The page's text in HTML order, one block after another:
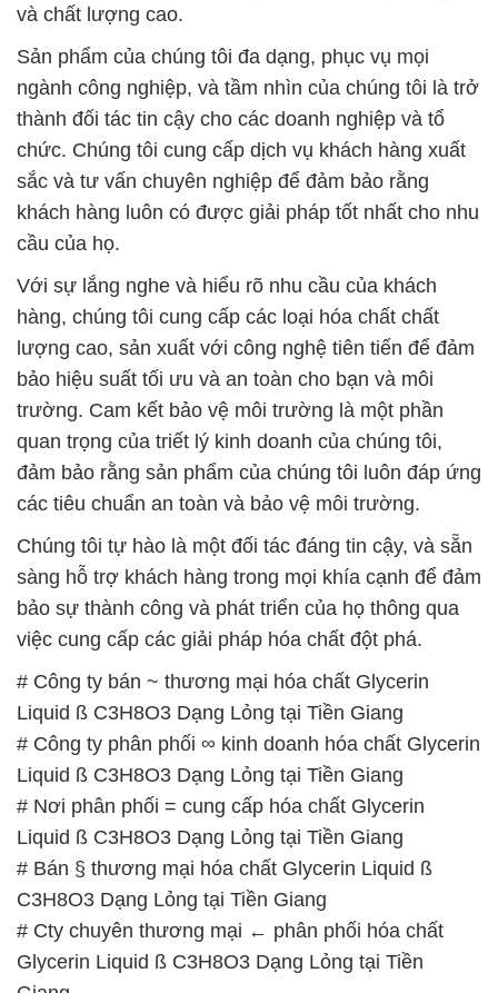
chức. Chúng tôi cung cấp dịch vụ khách hàng xuất
sắc và tư vấn chuyên nghiệp để đảm bảo rằng
khách hàng luôn có được giải pháp tốt nhất cho nhu
cầu của họ.
Với sự lắng nghe và hiểu rõ nhu cầu của khách
hàng, chúng tôi cung cấp các loại hóa chất chất
lượng cao, sản xuất với công nghệ tiên tiến để đảm
bảo hiệu suất tối ưu và an toàn cho bạn và môi
trường. Cam kết bảo vệ môi trường là một phần
quan trọng của triết lý kinh doanh của chúng tôi,
đảm bảo rằng sản phẩm của chúng tôi luôn đáp ứng
các tiêu chuẩn an toàn và bảo vệ môi trường.
Chúng tôi tự hào là một đối tác đáng tin cậy, và sẵn
sàng hỗ trợ khách hàng trong mọi khía cạnh để đảm
bảo sự thành công và phát triển của họ thông qua
việc cung cấp các giải pháp hóa chất đột phá.
# Công ty bán ~ thương mại hóa chất Glycerin
Liquid ß C3H8O3 Dạng Lỏng tại Tiền Giang
# Công ty phân phối ∞ kinh doanh hóa chất Glycerin
Liquid ß C3H8O3 Dạng Lỏng tại Tiền Giang
# Nơi phân phối = cung cấp hóa chất Glycerin
Liquid ß C3H8O3 Dạng Lỏng tại Tiền Giang
# Bán § thương mại hóa chất Glycerin Liquid ß
C3H8O3 Dạng Lỏng tại Tiền Giang
# Cty chuyên thương mại ← phân phối hóa chất
Glycerin Liquid ß C3H8O3 Dạng Lỏng tại Tiền
Giang
# Nhà cung ứng ƒ bán hóa chất Glycerin Liquid ß
C3H8O3 Dạng Lỏng tại Tiền Giang
# Nhà kinh doanh > cung cấp hóa chất Glycerin
Liquid ß C3H8O3 Dạng Lỏng tại Tiền Giang